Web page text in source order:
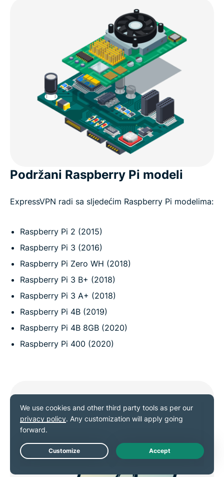
Podržani Raspberry Pi modeli
ExpressVPN radi sa sljedećim Raspberry Pi modelima:
Raspberry Pi 2 (2015)
Raspberry Pi 3 (2016)
Raspberry Pi Zero WH (2018)
Raspberry Pi 3 B+ (2018)
Raspberry Pi 3 A+ (2018)
Raspberry Pi 4B (2019)
Raspberry Pi 4B 8GB (2020)
Raspberry Pi 400 (2020)
Live Chat